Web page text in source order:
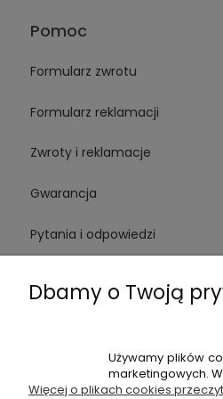
Pomoc
Formularz zwrotu
Formularz reklamacji
Zwroty i reklamacje
Gwarancja
Pytania i odpowiedzi
Dbamy o Twoją
Używamy plików
marketingowych.
Więcej o plikach cookies